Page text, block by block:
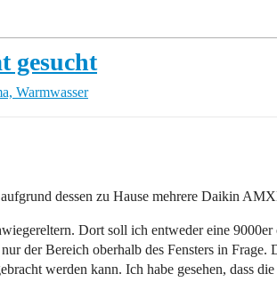
gesucht
Warmwasser
dessen zu Hause mehrere Daikin
Dort soll ich entweder eine
der Bereich oberhalb des Fensters in
werden kann. Ich habe gesehen, dass